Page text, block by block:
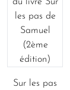
Sur les pas